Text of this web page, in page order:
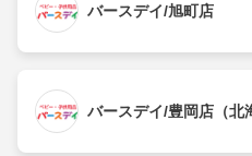
バースデイ/旭町店
バースデイ/豊岡店（北